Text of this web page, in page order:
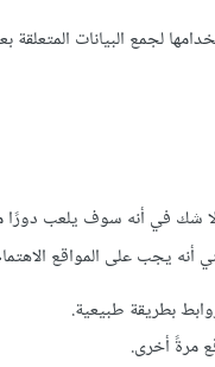
لجمع البيانات المتعلقة
في أنه سوف يلعب دورًا
يجب على المواقع الاهتمام
بطريقة طبيعية.
مرةً أخرى.